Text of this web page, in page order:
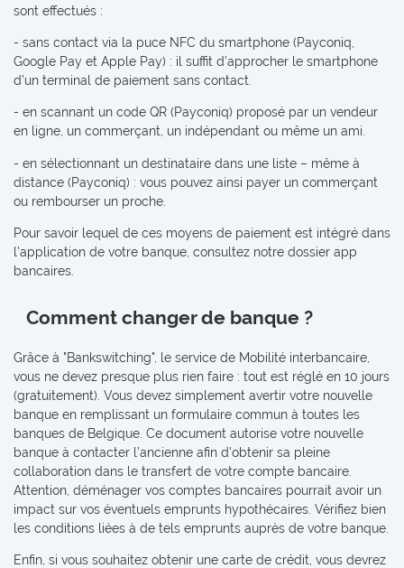
sont effectués :
- sans contact via la puce NFC du smartphone (Payconiq,
Google Pay et Apple Pay) : il suffit d’approcher le smartphone
d'un terminal de paiement sans contact.
- en scannant un code QR (Payconiq) proposé par un vendeur
en ligne, un commerçant, un indépendant ou même un ami.
- en sélectionnant un destinataire dans une liste – même à
distance (Payconiq) : vous pouvez ainsi payer un commerçant
ou rembourser un proche.
Pour savoir lequel de ces moyens de paiement est intégré dans
l’application de votre banque, consultez notre dossier app
bancaires.
Comment changer de banque ?
Grâce à "Bankswitching", le service de Mobilité interbancaire,
vous ne devez presque plus rien faire : tout est réglé en 10 jours
(gratuitement). Vous devez simplement avertir votre nouvelle
banque en remplissant un formulaire commun à toutes les
banques de Belgique. Ce document autorise votre nouvelle
banque à contacter l’ancienne afin d'obtenir sa pleine
collaboration dans le transfert de votre compte bancaire.
Attention, déménager vos comptes bancaires pourrait avoir un
impact sur vos éventuels emprunts hypothécaires. Vérifiez bien
les conditions liées à de tels emprunts auprès de votre banque.
Enfin, si vous souhaitez obtenir une carte de crédit, vous devrez